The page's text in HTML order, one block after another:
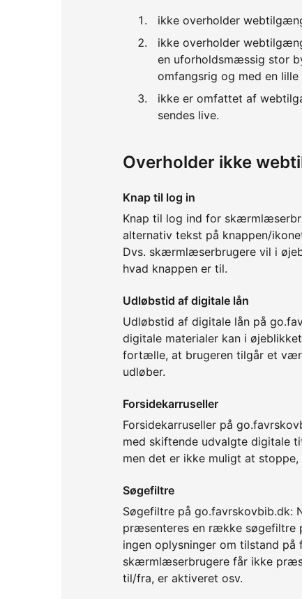
ikke overholder
ikke overholder
en uforholdsmæssig stor
omfangsrig og med en
ikke er omfattet af
sendes live.
Overholder ikke
Knap til log in
Knap til log ind for
alternativ tekst på knappen/
Dvs. skærmlæserbrugere vil i
hvad knappen er til.
Udløbstid af digitale lån
Udløbstid af digitale lån på
digitale materialer kan i
fortælle, at brugeren tilgår et
udløber.
Forsidekarruseller
Forsidekarruseller på
med skiftende udvalgte digitale
men det er ikke muligt at stoppe,
Søgefiltre
Søgefiltre på go.favrskovbib.dk:
præsenteres en række søgefiltre
ingen oplysninger om tilstand
skærmlæserbrugere får ikke
til/fra, er aktiveret osv.